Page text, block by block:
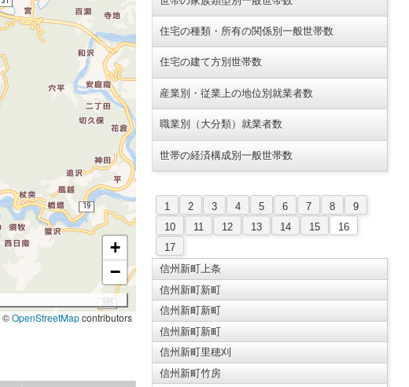
+
−
©OpenStreetMapcontributors
住宅の種類・所有の関係別一般世帯数
住宅の建て方別世帯数
産業別・従業上の地位別就業者数
職業別（大分類）就業者数
世帯の経済構成別一般世帯数
1 2 3 4 5 6 7 8
9
10
11 12 13 14 15
16
17
信州新町上条
信州新町新町
信州新町新町
信州新町新町
信州新町里穂刈
信州新町竹房